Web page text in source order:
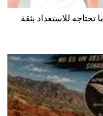
للاستعداد بثقة